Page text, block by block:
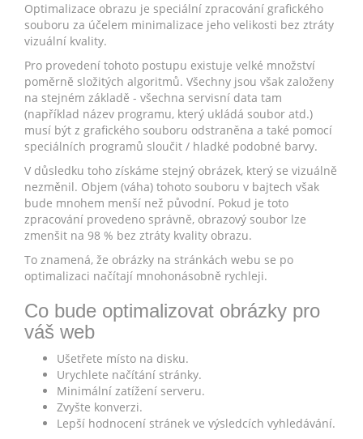
Optimalizace obrazu je speciální zpracování grafického
souboru za účelem minimalizace jeho velikosti bez ztráty
vizuální kvality.
Pro provedení tohoto postupu existuje velké množství
poměrně složitých algoritmů. Všechny jsou však založeny
na stejném základě - všechna servisní data tam
(například název programu, který ukládá soubor atd.)
musí být z grafického souboru odstraněna a také pomocí
speciálních programů sloučit / hladké podobné barvy.
V důsledku toho získáme stejný obrázek, který se vizuálně
nezměnil. Objem (váha) tohoto souboru v bajtech však
bude mnohem menší než původní. Pokud je toto
zpracování provedeno správně, obrazový soubor lze
zmenšit na 98 % bez ztráty kvality obrazu.
To znamená, že obrázky na stránkách webu se po
optimalizaci načítají mnohonásobně rychleji.
Co bude optimalizovat obrázky pro
váš web
Ušetřete místo na disku.
Urychlete načítání stránky.
Minimální zatížení serveru.
Zvyšte konverzi.
Lepší hodnocení stránek ve výsledcích vyhledávání.